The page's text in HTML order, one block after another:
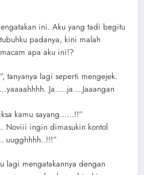
ini. Aku yang tadi begitu
padanya, kini malah
apa aku ini!?
tanyanya lagi seperti mengejek.
Ja…..ja….Jaaangan
kamu sayang……!!”
Noviii ingin dimasukin kontol
uugghhhh..!!!”
lagi mengatakannya dengan